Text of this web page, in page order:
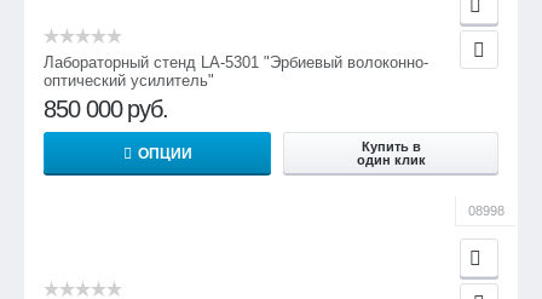
Лабораторный стенд LA-5301 "Эрбиевый волоконно-
оптический усилитель"
850 000 руб.
ОПЦИИ
Купить в
один клик
08998